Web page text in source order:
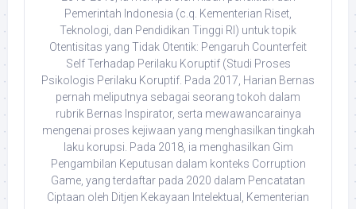
Pemerintah Indonesia (c.q. Kementerian Riset,
Teknologi, dan Pendidikan Tinggi RI) untuk topik
Otentisitas yang Tidak Otentik: Pengaruh Counterfeit
Self Terhadap Perilaku Koruptif (Studi Proses
Psikologis Perilaku Koruptif. Pada 2017, Harian Bernas
pernah meliputnya sebagai seorang tokoh dalam
rubrik Bernas Inspirator, serta mewawancarainya
mengenai proses kejiwaan yang menghasilkan tingkah
laku korupsi. Pada 2018, ia menghasilkan Gim
Pengambilan Keputusan dalam konteks Corruption
Game, yang terdaftar pada 2020 dalam Pencatatan
Ciptaan oleh Ditjen Kekayaan Intelektual, Kementerian